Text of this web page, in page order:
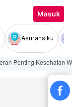
Masuk
Asuransiku
Penting Kesehatan